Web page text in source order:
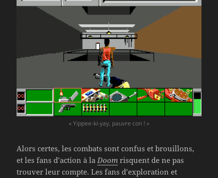
« Yippee-ki-yay, pauvre con ! »
Alors certes, les combats sont confus et brouillons,
et les fans d’action à laDoom risquent de ne pas
trouver leur compte. Les fans d’exploration et